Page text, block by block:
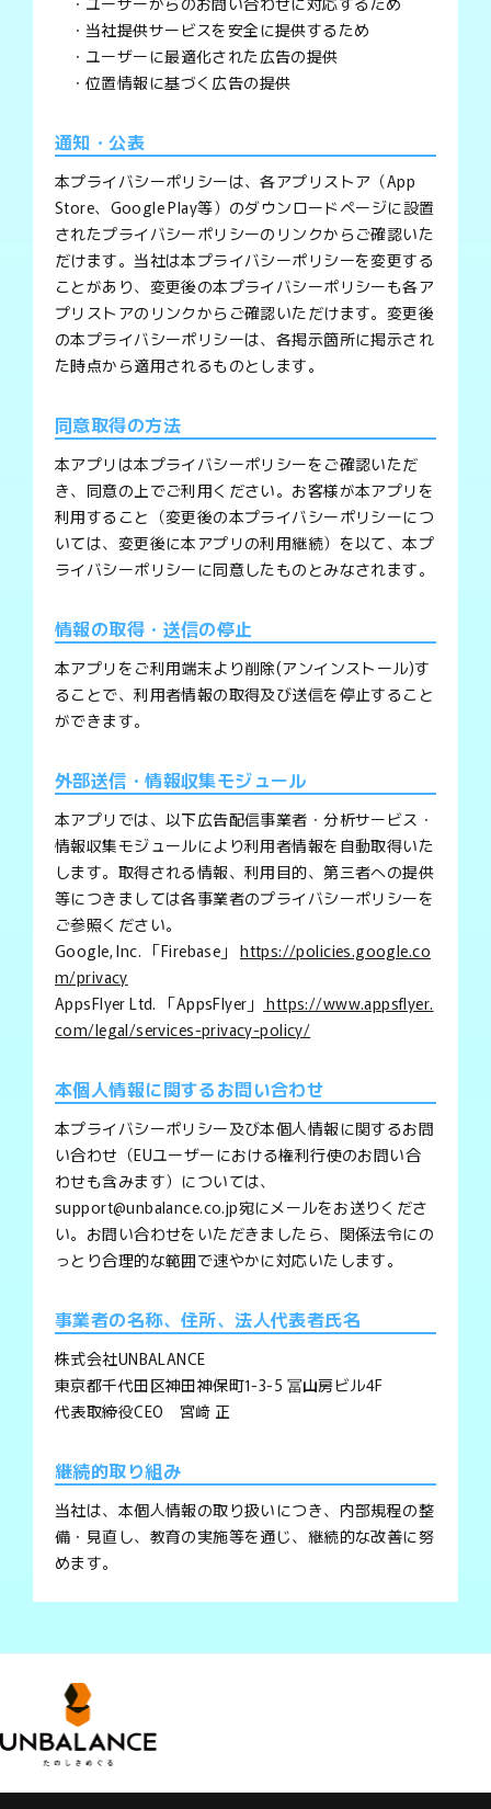
当社提供サービスを安全に提供するため
ユーザーに最適化された広告の提供
位置情報に基づく広告の提供
通知・公表
本プライバシーポリシーは、各アプリストア（App
Store、Google Play等）のダウンロードページに設置
されたプライバシーポリシーのリンクからご確認いた
だけます。当社は本プライバシーポリシーを変更する
ことがあり、変更後の本プライバシーポリシーも各ア
プリストアのリンクからご確認いただけます。変更後
の本プライバシーポリシーは、各掲示箇所に掲示され
た時点から適用されるものとします。
同意取得の方法
本アプリは本プライバシーポリシーをご確認いただ
き、同意の上でご利用ください。お客様が本アプリを
利用すること（変更後の本プライバシーポリシーにつ
いては、変更後に本アプリの利用継続）を以て、本プ
ライバシーポリシーに同意したものとみなされます。
情報の取得・送信の停止
本アプリをご利用端末より削除(アンインストール)す
ることで、利用者情報の取得及び送信を停止すること
ができます。
外部送信・情報収集モジュール
本アプリでは、以下広告配信事業者・分析サービス・
情報収集モジュールにより利用者情報を自動取得いた
します。取得される情報、利用目的、第三者への提供
等につきましては各事業者のプライバシーポリシーを
ご参照ください。
Google, Inc. 「Firebase」https://policies.google.co
m/privacy
AppsFlyer Ltd. 「AppsFlyer」 https://www.appsflyer.
com/legal/services-privacy-policy/
本個人情報に関するお問い合わせ
本プライバシーポリシー及び本個人情報に関するお問
い合わせ（EUユーザーにおける権利行使のお問い合
わせも含みます）については、
support@unbalance.co.jp宛にメールをお送りくださ
い。お問い合わせをいただきましたら、関係法令にの
っとり合理的な範囲で速やかに対応いたします。
事業者の名称、住所、法人代表者氏名
株式会社UNBALANCE
東京都千代田区神田神保町1-3-5 冨山房ビル4F
代表取締役CEO 宮﨑 正
継続的取り組み
当社は、本個人情報の取り扱いにつき、内部規程の整
備・見直し、教育の実施等を通じ、継続的な改善に努
めます。